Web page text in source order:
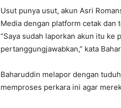
Usut punya usut, akun Asri
Media dengan platform cetak dan
“Saya sudah laporkan akun itu
pertanggungjawabkan,” kata
Baharuddin melapor dengan
memproses perkara ini agar